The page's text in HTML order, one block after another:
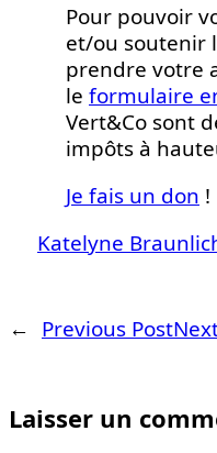
Pour pouvoir
et/ou soutenir
prendre votre
le formulaire
Vert&Co sont
impôts à
Je fais un don !
Katelyne
← Previous Post
Laisser un